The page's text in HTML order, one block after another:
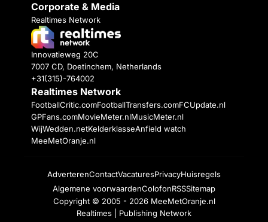
Corporate & Media
Realtimes Network
Innovatieweg 20C
7007 CD, Doetinchem, Netherlands
+31(315)-764002
Realtimes Network
FootballCritic.comFootballTransfers.comFCUpdate.nl
GPFans.comMovieMeter.nlMusicMeter.nl
WijWedden.netKelderklasseAnfield watch
MeeMetOranje.nl
AdverterenContactVacaturesPrivacyHuisregels
Algemene voorwaardenColofonRSSSitemap
Copyright © 2005 - 2026 MeeMetOranje.nl
Realtimes | Publishing Network